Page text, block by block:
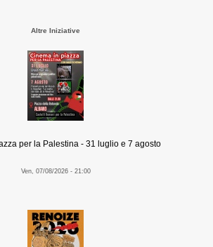
Altre Iniziative
per la Palestina - 31 luglio e 7 agosto
Ven, 07/08/2026 - 21:00